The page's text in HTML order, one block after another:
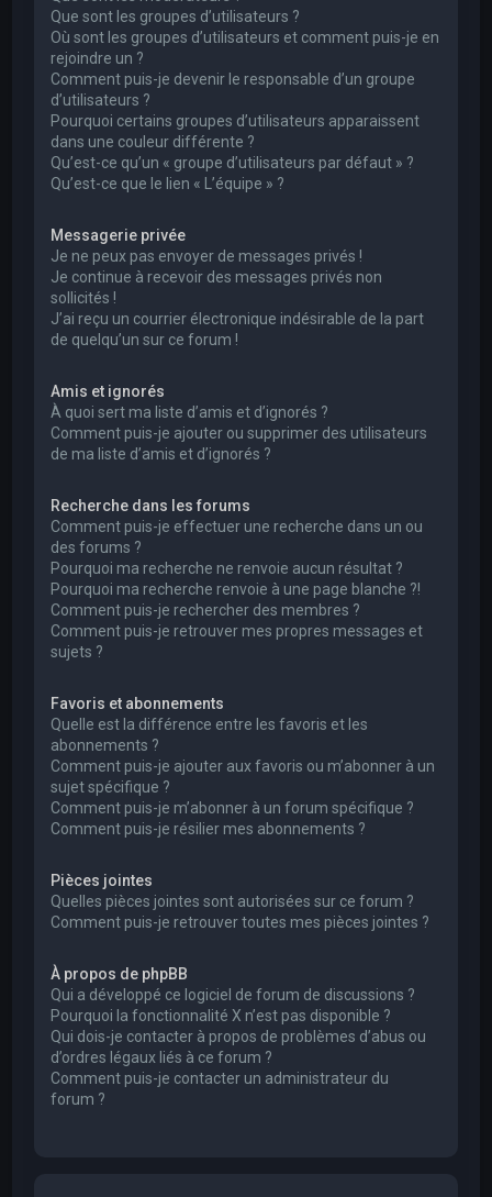
Que sont les groupes d’utilisateurs ?
Où sont les groupes d’utilisateurs et comment puis-je en
rejoindre un ?
Comment puis-je devenir le responsable d’un groupe
d’utilisateurs ?
Pourquoi certains groupes d’utilisateurs apparaissent
dans une couleur différente ?
Qu’est-ce qu’un « groupe d’utilisateurs par défaut » ?
Qu’est-ce que le lien « L’équipe » ?
Messagerie privée
Je ne peux pas envoyer de messages privés !
Je continue à recevoir des messages privés non
sollicités !
J’ai reçu un courrier électronique indésirable de la part
de quelqu’un sur ce forum !
Amis et ignorés
À quoi sert ma liste d’amis et d’ignorés ?
Comment puis-je ajouter ou supprimer des utilisateurs
de ma liste d’amis et d’ignorés ?
Recherche dans les forums
Comment puis-je effectuer une recherche dans un ou
des forums ?
Pourquoi ma recherche ne renvoie aucun résultat ?
Pourquoi ma recherche renvoie à une page blanche ?!
Comment puis-je rechercher des membres ?
Comment puis-je retrouver mes propres messages et
sujets ?
Favoris et abonnements
Quelle est la différence entre les favoris et les
abonnements ?
Comment puis-je ajouter aux favoris ou m’abonner à un
sujet spécifique ?
Comment puis-je m’abonner à un forum spécifique ?
Comment puis-je résilier mes abonnements ?
Pièces jointes
Quelles pièces jointes sont autorisées sur ce forum ?
Comment puis-je retrouver toutes mes pièces jointes ?
À propos de phpBB
Qui a développé ce logiciel de forum de discussions ?
Pourquoi la fonctionnalité X n’est pas disponible ?
Qui dois-je contacter à propos de problèmes d’abus ou
d’ordres légaux liés à ce forum ?
Comment puis-je contacter un administrateur du
forum ?